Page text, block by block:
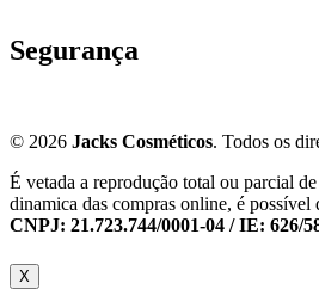
Segurança
© 2026 Jacks Cosméticos. Todos os
É vetada a reprodução total ou parcial
dinamica das compras online, é
CNPJ: 21.723.744/0001-04 / IE: 626/
X